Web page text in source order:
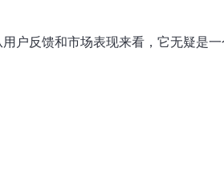
用户反馈和市场表现来看，它无疑是一